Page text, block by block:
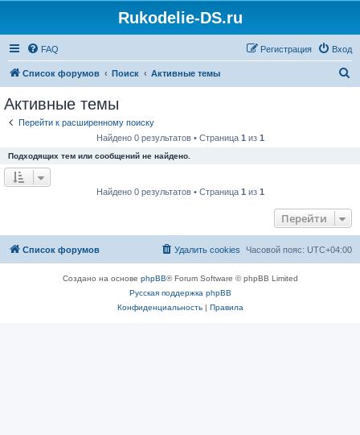
Rukodelie-DS.ru
FAQ Вход
Регистрация
Список форумов Поиск Активные темы
Активные темы
Перейти к расширенному поиску
Найдено 0 результатов • Страница 1 из 1
Подходящих тем или сообщений не найдено.
Найдено 0 результатов • Страница 1 из 1
Перейти
Список форумов Часовой пояс: UTC+04:00
Удалить cookies
Создано на основе phpBB® Forum Software © phpBB Limited
Русская поддержка phpBB
Конфиденциальность| Правила